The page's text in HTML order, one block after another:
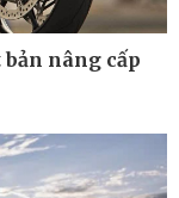
nâng cấp